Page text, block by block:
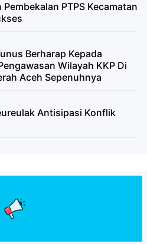
PTPS Kecamatan
Berharap Kepada
Wilayah KKP Di
Aceh Sepenuhnya
Antisipasi Konflik